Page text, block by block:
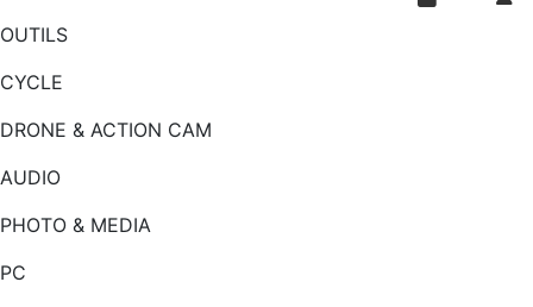
OUTILS
CYCLE
DRONE & ACTION CAM
AUDIO
PHOTO & MEDIA
PC